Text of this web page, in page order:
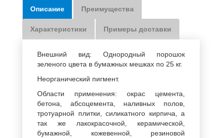
Описание Преимущества
Характеристики Примеры доставки
Внешний вид: Однородный порошок
зеленого цвета в бумажных мешках по 25 кг.
Неорганический пигмент.
Области применения: окрас цемента,
бетона, абсоцемента, наливных полов,
тротуарной плитки, силикатного кирпича, а
так же лакокрасочной, керамической,
бумажной, кожевенной, резиновой